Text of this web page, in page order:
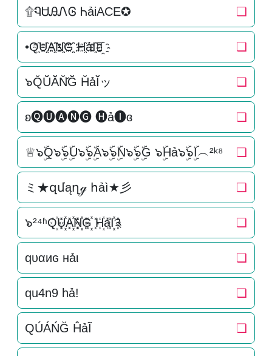
۩ᏄᏌᎯᏁᎶ ᏂảiACE✪ ❏
•Q҈U҈҈A҈҈N҈҈G҈҈ H҈ảI҈҈✿҈ ❏
๖Q̆Ŭ̆Ă̆N̆̆Ğ̆ H̆ảĬ̆ッ ❏
ʚ🅠🅤🅐🅝🅖 🅗ả🅘ɞ ❏
♕๖ۣۜQ๖ۣۜ๖ۣۜU๖ۣۜ๖ۣۜA๖ۣۜ๖ۣۜN๖ۣۜ๖ۣۜG ๖ۣۜHả๖ۣۜ๖ۣۜI︵²ᵏ⁸ ❏
ミ★զմąղℊ հảì★彡 ❏
๖²⁴ʱQ꙰U꙰꙰A꙰꙰N꙰꙰G꙰꙰ H꙰ảI꙰꙰༉ ❏
qυαиɢ нảι ❏
qu4n9 hả! ❏
QÚÁŃĞ ĤảĨ ❏